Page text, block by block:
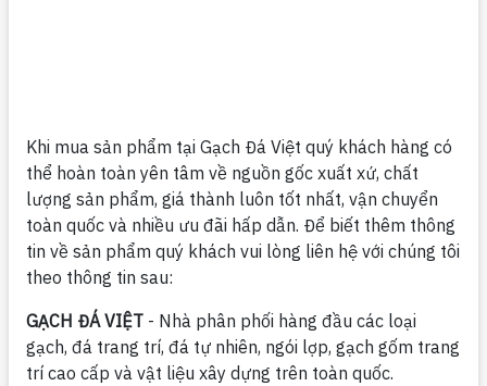
Khi mua sản phẩm tại Gạch Đá Việt quý khách hàng có
thể hoàn toàn yên tâm về nguồn gốc xuất xứ, chất
lượng sản phẩm, giá thành luôn tốt nhất, vận chuyển
toàn quốc và nhiều ưu đãi hấp dẫn. Để biết thêm thông
tin về sản phẩm quý khách vui lòng liên hệ với chúng tôi
theo thông tin sau:
GẠCH ĐÁ VIỆT - Nhà phân phối hàng đầu các loại
gạch, đá trang trí, đá tự nhiên, ngói lợp, gạch gốm trang
trí cao cấp và vật liệu xây dựng trên toàn quốc.